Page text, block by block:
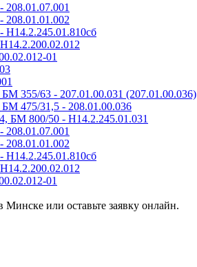
208.01.01.002
Н14.2.245.01.810сб
01
355/63 - 207.01.00.031 (207.01.00.036)
475/31,5 - 208.01.00.036
БМ 800/50 - Н14.2.245.01.031
208.01.01.002
Н14.2.245.01.810сб
01
Минске или оставьте заявку онлайн.